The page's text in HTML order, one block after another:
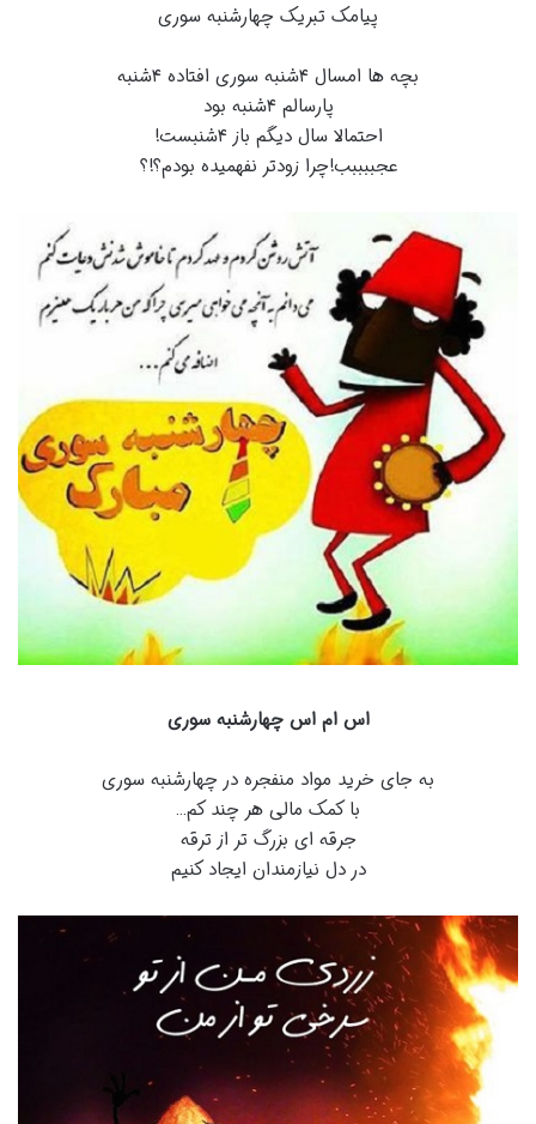
پیامک تبریک چهارشنبه سوری
بچه ها امسال ۴شنبه سوری افتاده ۴شنبه
پارسالم ۴شنبه بود
احتمالا سال دیگم باز ۴شنبست!
عجببببب!چرا زودتر نفهمیده بودم؟!؟
اس ام اس چهارشنبه سوری
به جای خرید مواد منفجره در چهارشنبه سوری
با کمک مالی هر چند کم…
جرقه ای بزرگ تر از ترقه
در دل نیازمندان ایجاد کنیم